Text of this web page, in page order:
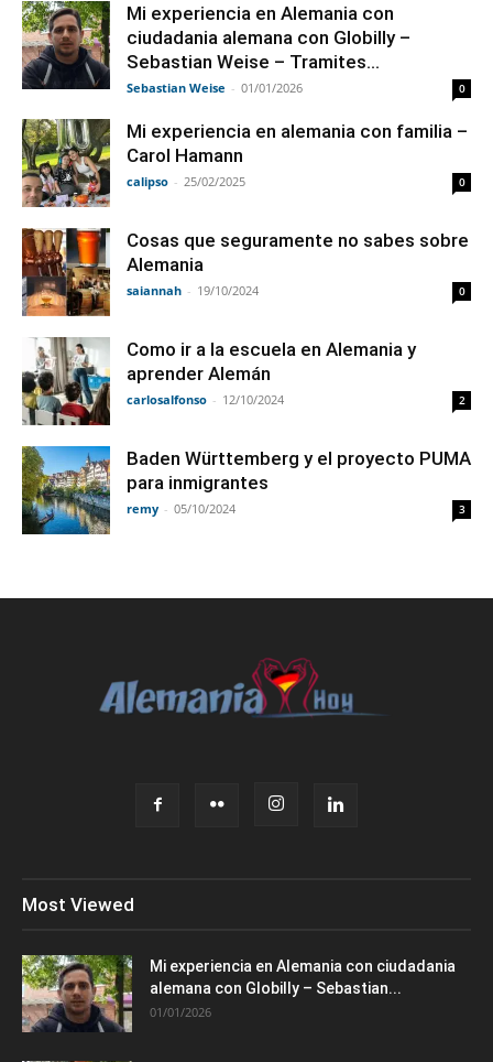
Mi experiencia en Alemania con
ciudadania alemana con Globilly –
Sebastian Weise – Tramites...
Sebastian Weise - 01/01/2026 0
Mi experiencia en alemania con familia –
Carol Hamann
calipso - 25/02/2025 0
Cosas que seguramente no sabes sobre
Alemania
saiannah - 19/10/2024 0
Como ir a la escuela en Alemania y
aprender Alemán
carlosalfonso - 12/10/2024 2
Baden Württemberg y el proyecto PUMA
para inmigrantes
remy - 05/10/2024 3
Most Viewed
Mi experiencia en Alemania con ciudadania
alemana con Globilly – Sebastian...
01/01/2026